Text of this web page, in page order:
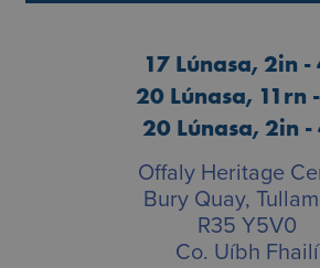
17 Lúnasa, 2in -
20 Lúnasa, 11rn
20 Lúnasa, 2in -
Offaly Heritage
Bury Quay,
R35 Y5V0
Co. Uíbh Fhailí